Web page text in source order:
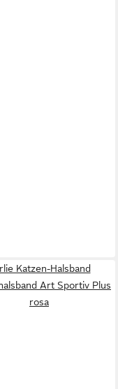
Katzen-Halsband
Art Sportiv Plus
rosa